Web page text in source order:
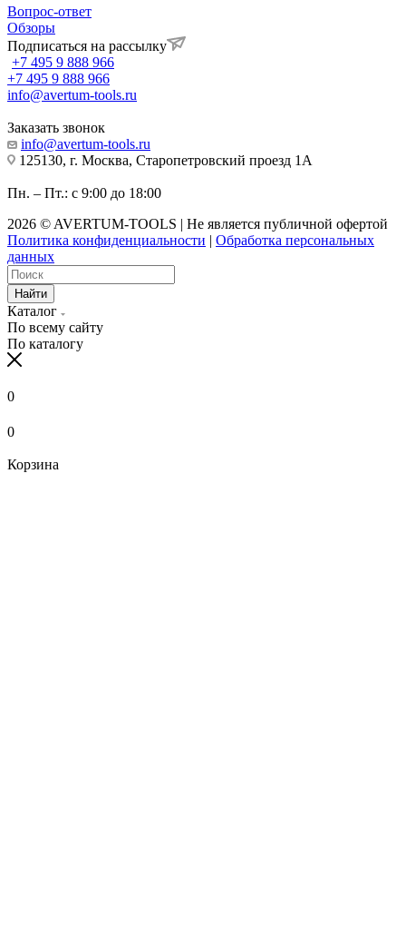
Вопрос-ответ
Обзоры
Подписаться на рассылку
+7 495 9 888 966
+7 495 9 888 966
info@avertum-tools.ru
Заказать звонок
info@avertum-tools.ru
125130, г. Москва, Старопетровский проезд 1А
Пн. – Пт.: с 9:00 до 18:00
2026 © AVERTUM-TOOLS | Не является публичной офертой
Политика конфиденциальности | Обработка персональных
данных
Найти
Каталог
По всему сайту
По каталогу
0
0
Корзина